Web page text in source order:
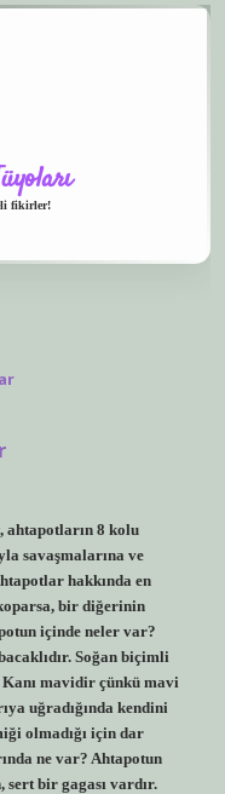
fikirler!
ahtapotların 8 kolu
savaşmalarına ve
hakkında en
bir diğerinin
içinde neler var?
Soğan biçimli
Kanı mavidir çünkü mavi
uğradığında kendini
olmadığı için dar
ne var? Ahtapotun
sert bir gagası vardır.